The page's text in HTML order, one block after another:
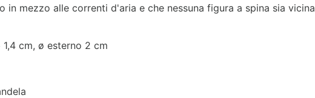
in mezzo alle correnti d'aria e che nessuna figura a spina sia vicina
cm, ø esterno 2 cm